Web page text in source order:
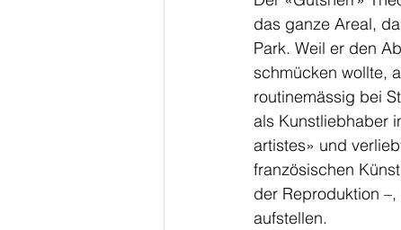
das ganze Areal,
Park. Weil er den
schmücken wollte,
routinemässig bei
als Kunstliebhaber
artistes» und
französischen
der Reproduktion
aufstellen.